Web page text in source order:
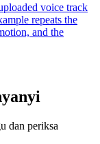
voice track
repeats the
and the
dan periksa